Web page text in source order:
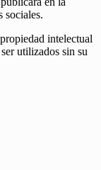
sociales.
intelectual
utilizados sin su